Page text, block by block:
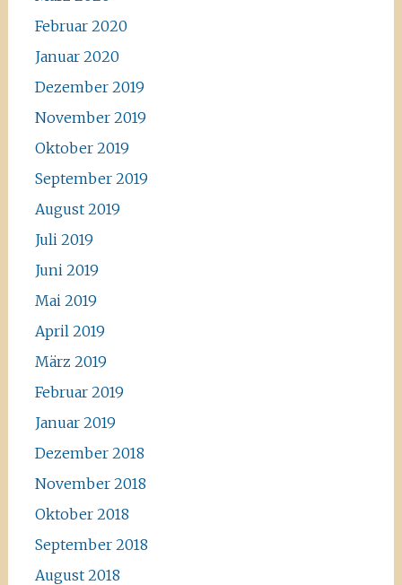
Februar 2020
Januar 2020
Dezember 2019
November 2019
Oktober 2019
September 2019
August 2019
Juli 2019
Juni 2019
Mai 2019
April 2019
März 2019
Februar 2019
Januar 2019
Dezember 2018
November 2018
Oktober 2018
September 2018
August 2018